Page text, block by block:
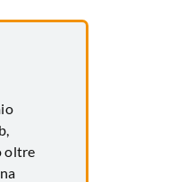
oltre